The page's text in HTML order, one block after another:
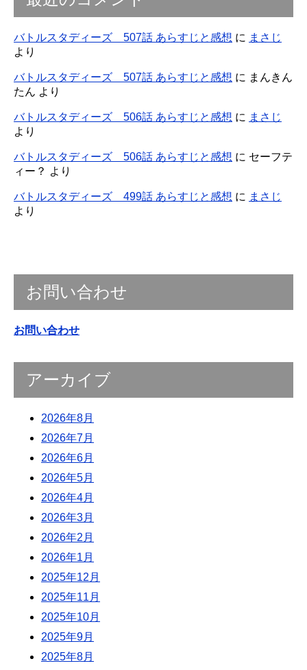
バトルスタディーズ 507話 あらすじと感想 に まさじ
より
バトルスタディーズ 507話 あらすじと感想 に まんきん
たん より
バトルスタディーズ 506話 あらすじと感想 に まさじ
より
バトルスタディーズ 506話 あらすじと感想 に セーフテ
ィー？ より
バトルスタディーズ 499話 あらすじと感想 に まさじ
より
お問い合わせ
お問い合わせ
アーカイブ
2026年8月
2026年7月
2026年6月
2026年5月
2026年4月
2026年3月
2026年2月
2026年1月
2025年12月
2025年11月
2025年10月
2025年9月
2025年8月